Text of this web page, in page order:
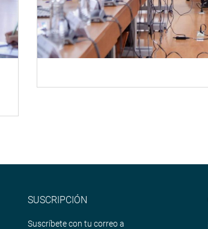
SUSCRIPCIÓN
Suscríbete con tu correo a